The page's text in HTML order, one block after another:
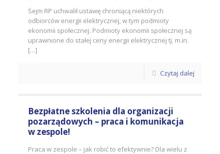
Sejm RP uchwalił ustawę chroniącą niektórych
odbiorców energii elektrycznej, w tym podmioty
ekonomii społecznej. Podmioty ekonomii społecznej są
uprawnione do stałej ceny energii elektrycznej tj. m.in.
[…]
Czytaj dalej
Bezpłatne szkolenia dla organizacji
pozarządowych – praca i komunikacja
w zespole!
Praca w zespole – jak robić to efektywnie? Dla wielu z